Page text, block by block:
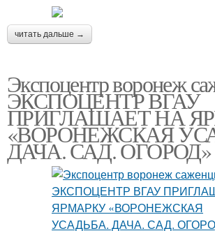
читать дальше →
Экспоцентр воронеж
ЭКСПОЦЕНТР ВГАУ
ПРИГЛАШАЕТ НА
«ВОРОНЕЖСКАЯ
ДАЧА. САД. ОГОРОД»